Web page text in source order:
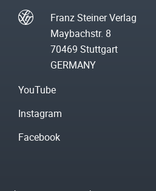
Franz Steiner Verlag
Maybachstr. 8
70469 Stuttgart
GERMANY
YouTube
Instagram
Facebook